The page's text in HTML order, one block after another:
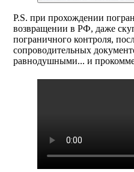
P.S. при прохождении
возвращении в РФ, даже
пограничного контроля,
сопроводительных
равнодушными... и